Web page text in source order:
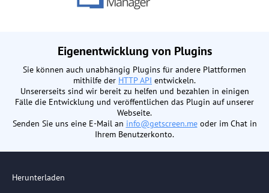
Eigenentwicklung von Plugins
Sie können auch unabhängig Plugins für andere Plattformen
mithilfe der HTTP API entwickeln.
Unsererseits sind wir bereit zu helfen und bezahlen in einigen
Fälle die Entwicklung und veröffentlichen das Plugin auf unserer
Webseite.
Senden Sie uns eine E-Mail an info@getscreen.meoder im Chat in
Ihrem Benutzerkonto.
Herunterladen